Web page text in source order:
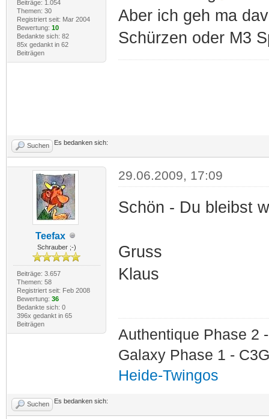
Beiträge: 1.054
Themen: 30
Registriert seit: Mar 2004
Bewertung: 10
Bedankte sich: 82
85x gedankt in 62
Beiträgen
Aber ich geh ma
Schürzen oder M3
Suchen Es bedanken sich:
Teefax
Schrauber ;-)
Beiträge: 3.657
Themen: 58
Registriert seit: Feb 2008
Bewertung: 36
Bedankte sich: 0
396x gedankt in 65
Beiträgen
29.06.2009, 17:09
Schön - Du bleibst
Gruss
Klaus
Authentique Phase 2
Galaxy Phase 1 -
Heide-Twingos
Suchen Es bedanken sich: